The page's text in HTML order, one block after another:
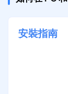
安裝指南